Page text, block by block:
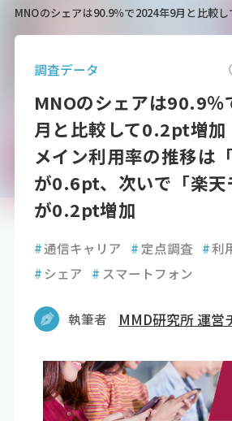
MNOのシェアは90.9％で2024年9月と比較
調査データ
MNOのシェアは90.9
月と比較して0.2pt増加
メイン利用率の推移は
が0.6pt、次いで「楽天
が0.2pt増加
#通信キャリア # 定点調査 #利
#シェア # スマートフォン
執筆者 MMD研究所 運営